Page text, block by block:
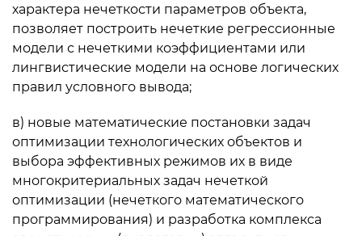
характера нечеткости параметров объекта,
позволяет построить нечеткие регрессионные
модели с нечеткими коэффициентами или
лингвистические модели на основе логических
правил условного вывода;
в) новые математические постановки задач
оптимизации технологических объектов и
выбора эффективных режимов их в виде
многокритериальных задач нечеткой
оптимизации (нечеткого математического
программирования) и разработка комплекса